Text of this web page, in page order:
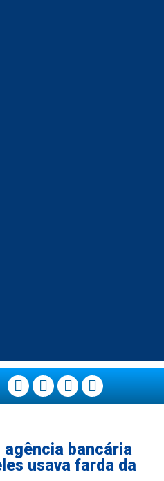
agência bancária
usava farda da